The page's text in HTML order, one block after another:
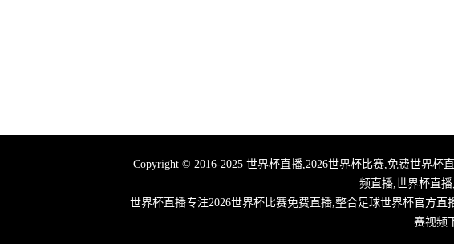
Copyright © 2016-2025 世界杯直播,2026世界杯比赛,免费世界
频直播,世界杯直
世界杯直播专注2026世界杯比赛免费直播,整合足球世界杯官方
赛视频